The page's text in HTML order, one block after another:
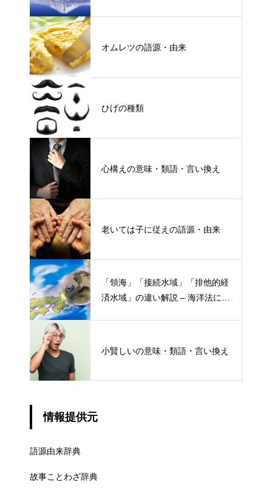
オムレツの語源・由来
ひげの種類
心構えの意味・類語・言い換え
老いては子に従えの語源・由来
「領海」「接続水域」「排他的経
済水域」の違い解説 – 海洋法にお
小賢しいの意味・類語・言い換え
情報提供元
語源由来辞典
故事ことわざ辞典